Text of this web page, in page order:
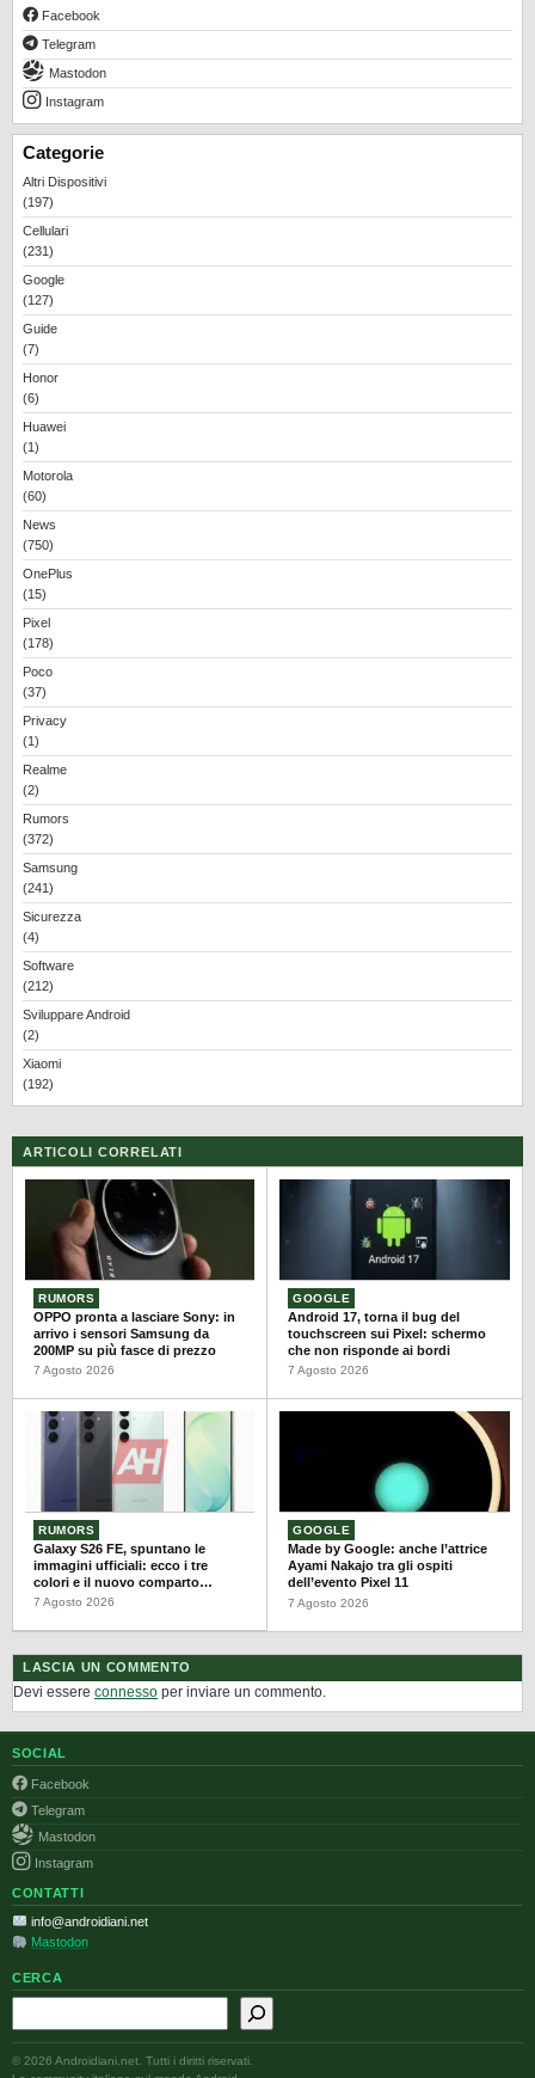
Facebook
Telegram
Mastodon
Instagram
Categorie
Altri Dispositivi
(197)
Cellulari
(231)
Google
(127)
Guide
(7)
Honor
(6)
Huawei
(1)
Motorola
(60)
News
(750)
OnePlus
(15)
Pixel
(178)
Poco
(37)
Privacy
(1)
Realme
(2)
Rumors
(372)
Samsung
(241)
Sicurezza
(4)
Software
(212)
Sviluppare Android
(2)
Xiaomi
(192)
ARTICOLI CORRELATI
RUMORS
OPPO pronta a lasciare Sony: in
arrivo i sensori Samsung da
200MP su più fasce di prezzo
7 Agosto 2026
GOOGLE
Android 17, torna il bug del
touchscreen sui Pixel: schermo
che non risponde ai bordi
7 Agosto 2026
RUMORS
Galaxy S26 FE, spuntano le
immagini ufficiali: ecco i tre
colori e il nuovo comparto
fotografico
7 Agosto 2026
GOOGLE
Made by Google: anche l’attrice
Ayami Nakajo tra gli ospiti
dell’evento Pixel 11
7 Agosto 2026
LASCIA UN COMMENTO
Devi essere connesso per inviare un commento.
SOCIAL
Facebook
Telegram
Mastodon
Instagram
CONTATTI
info@androidiani.net
Mastodon
CERCA
© 2026 Androidiani.net. Tutti i diritti riservati.